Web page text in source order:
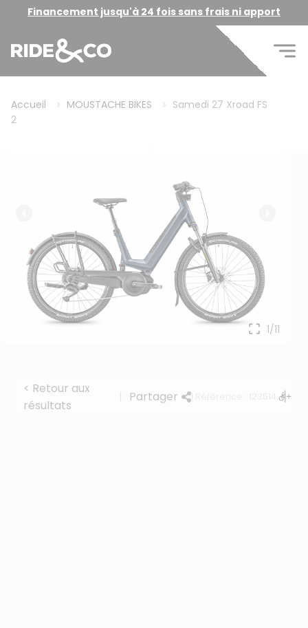
Financement jusqu'à 24 fois sans frais ni apport
Accueil MOUSTACHE BIKES
Samedi 27 Xroad FS
2
1/11
< Retour aux
résultats
Partager | Référence : 123514